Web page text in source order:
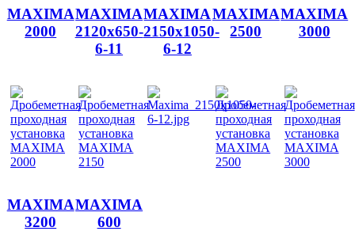
MAXIMA
2000
MAXIMA
2120x650-
6-11
MAXIMA
2150x1050-
6-12
MAXIMA
2500
MAXIMA
3000
MAXIMA
3200
MAXIMA
600